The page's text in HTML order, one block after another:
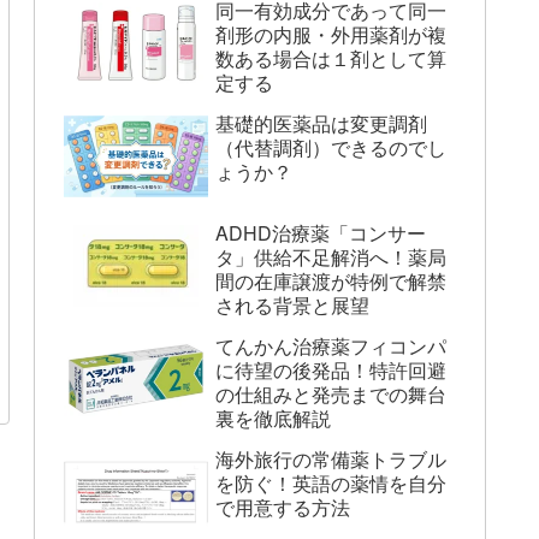
同一有効成分であって同一
剤形の内服・外用薬剤が複
数ある場合は１剤として算
定する
基礎的医薬品は変更調剤
（代替調剤）できるのでし
ょうか？
ADHD治療薬「コンサー
タ」供給不足解消へ！薬局
間の在庫譲渡が特例で解禁
される背景と展望
てんかん治療薬フィコンパ
に待望の後発品！特許回避
の仕組みと発売までの舞台
裏を徹底解説
海外旅行の常備薬トラブル
を防ぐ！英語の薬情を自分
で用意する方法